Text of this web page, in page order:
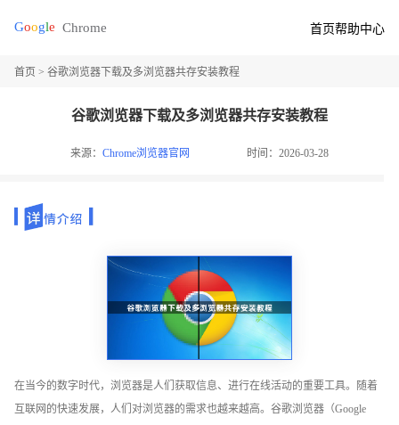
首页帮助中心
首页 > 谷歌浏览器下载及多浏览器共存安装教程
谷歌浏览器下载及多浏览器共存安装教程
来源：Chrome浏览器官网 时间：2026-03-28
在当今的数字时代，浏览器是人们获取信息、进行在线活动的重要工具。随着
互联网的快速发展，人们对浏览器的需求也越来越高。谷歌浏览器（Google